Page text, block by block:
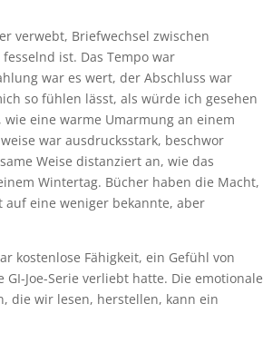
verwebt, Briefwechsel zwischen
ist. Das Tempo war
war es wert, der Abschluss war
so fühlen lässt, als würde ich gesehen
eine warme Umarmung an einem
war ausdrucksstark, beschwor
Weise distanziert an, wie das
Wintertag. Bücher haben die Macht,
auf eine weniger bekannte, aber
kostenlose Fähigkeit, ein Gefühl von
Joe-Serie verliebt hatte. Die emotionale
die wir lesen, herstellen, kann ein